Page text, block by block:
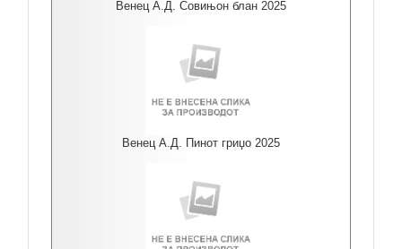
Венец А.Д. Совињон блан 2025
Венец А.Д. Пинот гриџо 2025